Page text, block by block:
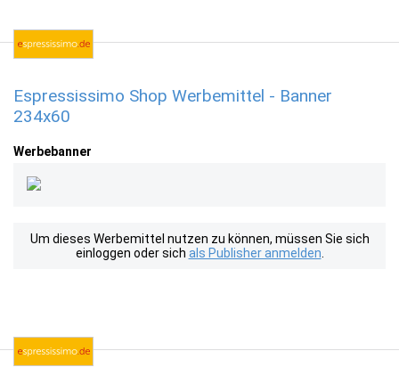
Espressissimo Shop Werbemittel - Banner
234x60
Werbebanner
Um dieses Werbemittel nutzen zu können, müssen Sie sich
einloggen oder sich als Publisher anmelden